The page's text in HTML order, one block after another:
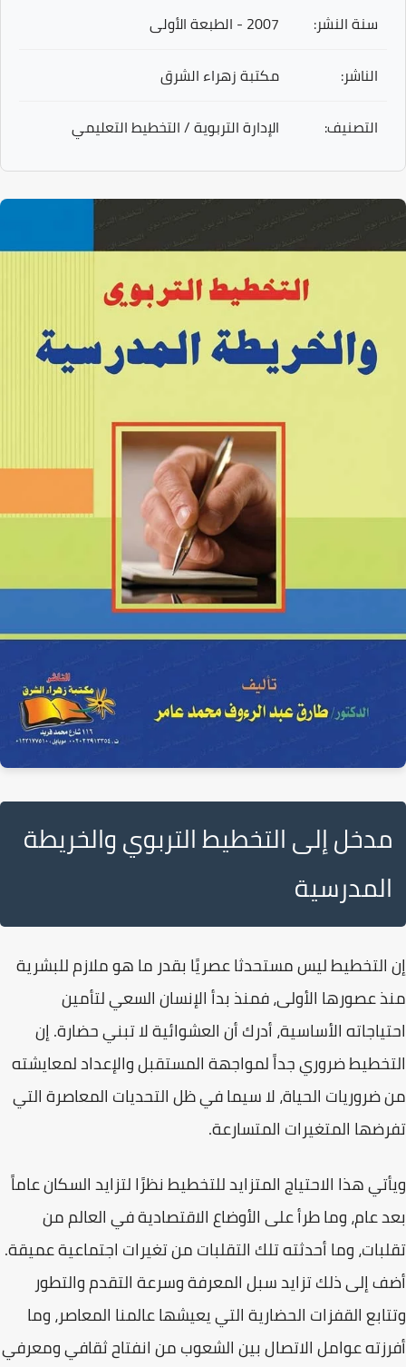
سنة النشر:
2007 - الطبعة الأولى
الناشر:
مكتبة زهراء الشرق
التصنيف:
الإدارة التربوية / التخطيط التعليمي
مدخل إلى التخطيط التربوي والخريطة
المدرسية
إنالتخطيطليس مستحدثا عصريًا بقدر ما هو ملازم للبشرية
منذ عصورها الأولى، فمنذ بدأ الإنسان السعي لتأمين
احتياجاته الأساسية، أدرك أن العشوائية لا تبني حضارة. إن
التخطيط ضروري جداً لمواجهة المستقبل والإعداد لمعايشته
من ضروريات الحياة، لا سيما في ظل التحديات المعاصرة التي
تفرضها المتغيرات المتسارعة.
ويأتي هذا الاحتياج المتزايد للتخطيط نظرًالتزايد السكان عاماً
بعد عام، وما طرأ على الأوضاع الاقتصادية في العالم من
تقلبات، وما أحدثته تلك التقلبات من تغيرات اجتماعية عميقة.
أضف إلى ذلك تزايد سبل المعرفة وسرعة التقدم والتطور
وتتابع القفزات الحضارية التي يعيشها عالمنا المعاصر، وما
أفرزته عوامل الاتصال بين الشعوب من انفتاح ثقافي ومعرفي